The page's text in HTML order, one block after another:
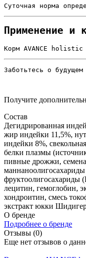
Суточная норма
Применение и
Корм AVANCE holistic
Заботьтесь о
Получите
Состав
Дегидрированная
жир индейки 11,5%,
индейки 8%,
белки плазмы
пивные дрожжи, семена
фруктоолигосахариды
лецитин, гемоглобин,
хондроитин, смесь
экстракт юкки
О бренде
Подробнее о бренде
Отзывы (0)
Еще нет отзывов о